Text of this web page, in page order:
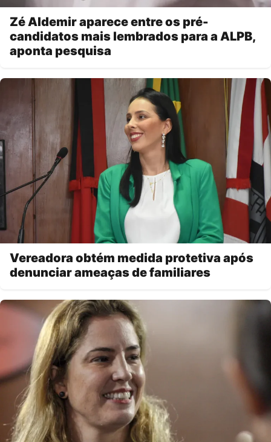
Zé Aldemir aparece entre os pré-
candidatos mais lembrados para a ALPB,
aponta pesquisa
Vereadora obtém medida protetiva após
denunciar ameaças de familiares